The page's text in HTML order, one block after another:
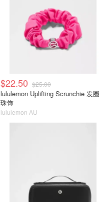
$22.50 $25.00
lululemon Uplifting Scrunchie 发圈
珠饰
lululemon AU